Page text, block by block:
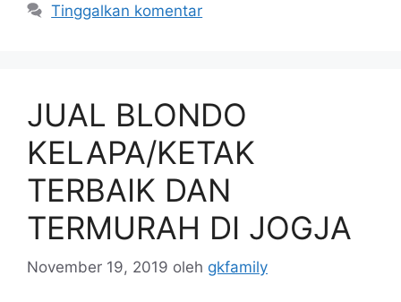
Tinggalkan komentar
JUAL BLONDO
KELAPA/KETAK
TERBAIK DAN
TERMURAH DI JOGJA
November 19, 2019 oleh gkfamily